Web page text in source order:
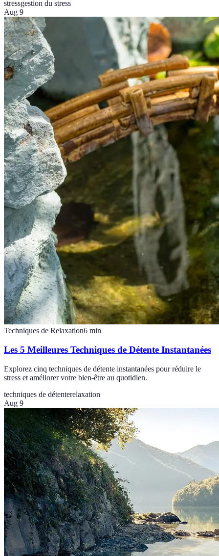
stressgestion du stress
Aug 9
Techniques de Relaxation6 min
Les 5 Meilleures Techniques de Détente Instantanées
Explorez cinq techniques de détente instantanées pour réduire le
stress et améliorer votre bien-être au quotidien.
techniques de détenterelaxation
Aug 9